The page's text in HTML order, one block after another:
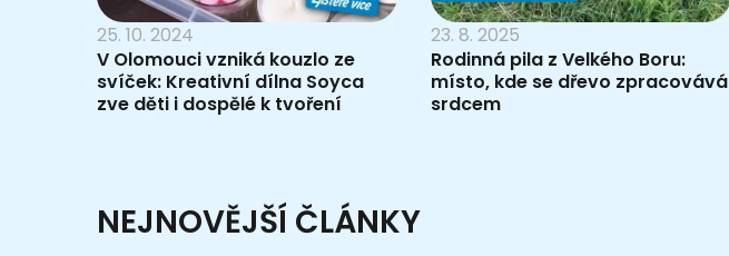
25. 10. 2024
V Olomouci vzniká kouzlo ze
svíček: Kreativní dílna Soyca
zve děti i dospělé k tvoření
23. 8. 2025
Rodinná pila z Velkého Boru:
místo, kde se dřevo zpracovává
srdcem
NEJNOVĚJŠÍ ČLÁNKY